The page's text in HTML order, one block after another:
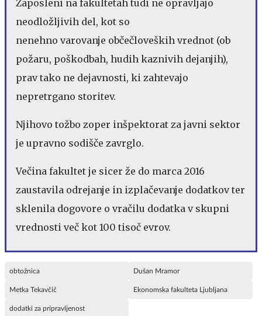
Zaposleni na fakultetah tudi ne opravljajo
neodložljivih del, kot so
nenehno varovanje občečloveških vrednot (ob
požaru, poškodbah, hudih kaznivih dejanjih),
prav tako ne dejavnosti, ki zahtevajo
nepretrgano storitev.
Njihovo tožbo zoper inšpektorat za javni sektor
je upravno sodišče zavrglo.
Večina fakultet je sicer že do marca 2016
zaustavila odrejanje in izplačevanje dodatkov ter
sklenila dogovore o vračilu dodatka v skupni
vrednosti več kot 100 tisoč evrov.
obtožnica Dušan Mramor
Metka Tekavčič Ekonomska fakulteta Ljubljana
dodatki za pripravljenost